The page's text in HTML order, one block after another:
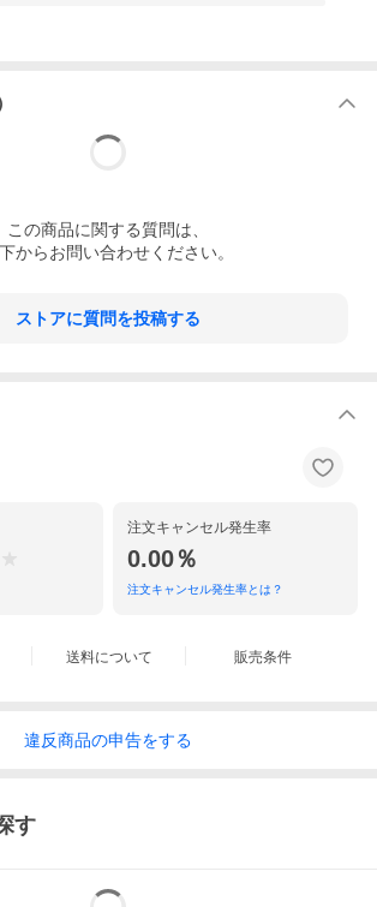
この商品に関する質問は、
からお問い合わせください。
ストアに質問を投稿する
注文キャンセル発生率
0.00％
注文キャンセル発生率とは？
送料について 販売条件
違反商品の申告をする
す